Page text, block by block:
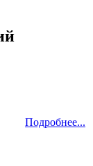
Подробнее...